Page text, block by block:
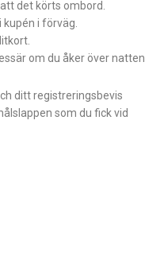
det körts ombord.
i förväg.
om du åker över natten
ditt registreringsbevis
som du fick vid